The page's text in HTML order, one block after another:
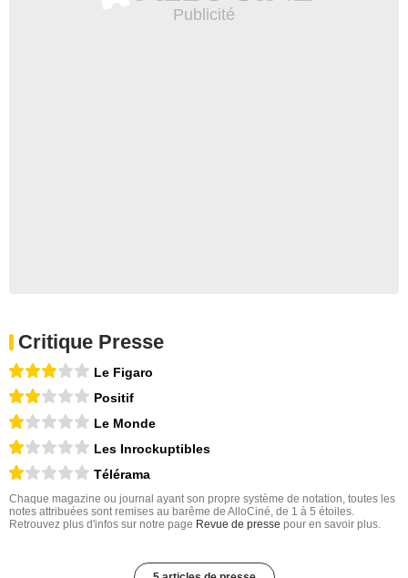
Critique Presse
Le Figaro
Positif
Le Monde
Les Inrockuptibles
Télérama
Chaque magazine ou journal ayant son propre système de notation, toutes les
notes attribuées sont remises au barême de AlloCiné, de 1 à 5 étoiles.
Retrouvez plus d'infos sur notre page Revue de presse pour en savoir plus.